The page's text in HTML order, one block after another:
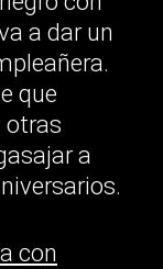
a dar un
que
otras
a
con